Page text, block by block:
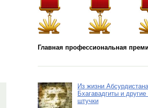
Главная профессиональная
Из жизни
Бхагавадгиты и
штучки